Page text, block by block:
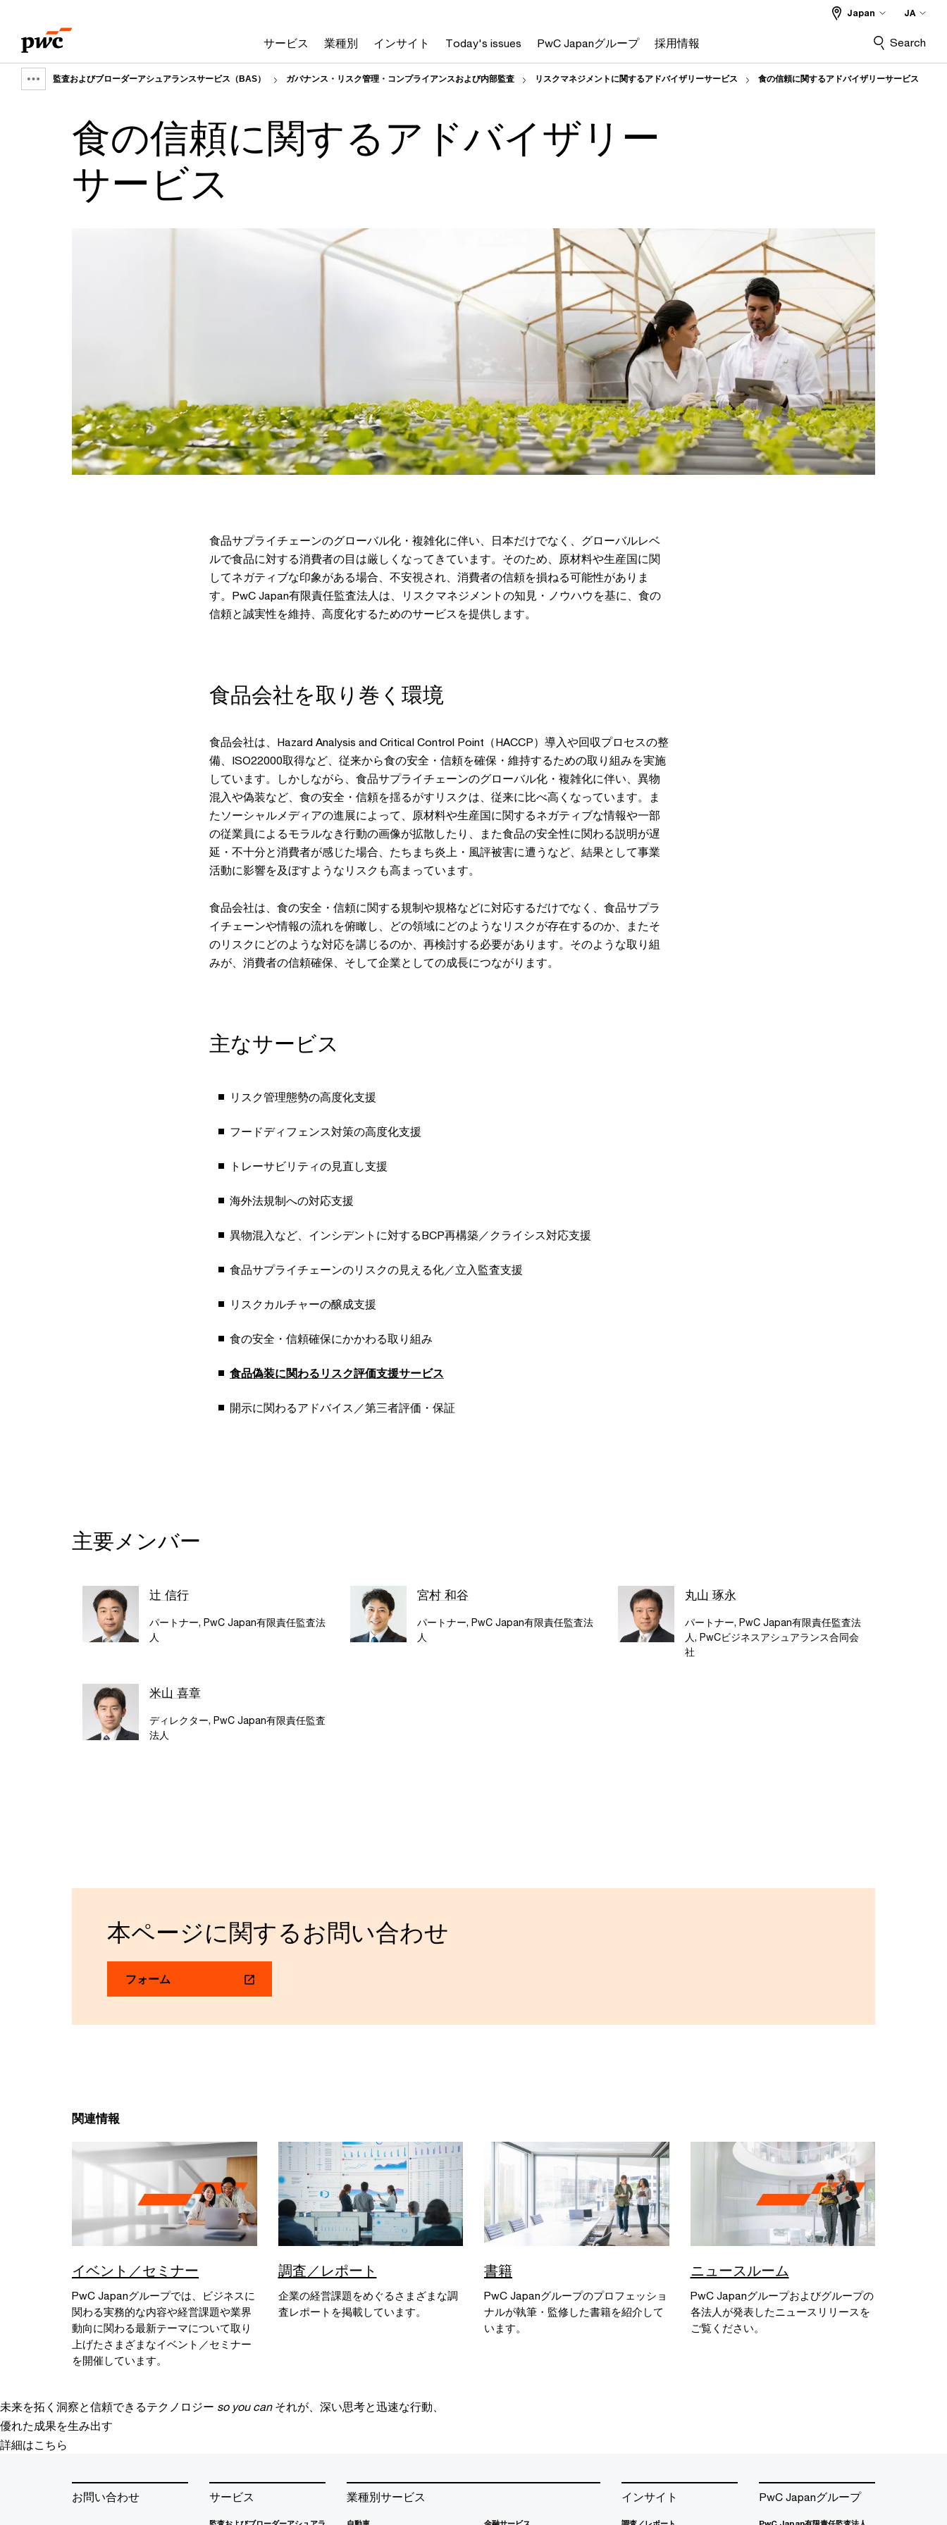
content
footer
サービス 業種別 インサイト Today's issues PwC Japanグループ 採用情報
Japan JA
Search
Show
breadcrumb
監査およびブローダーアシュアランスサービス（BAS） ガバナンス・リスク管理・コンプライアンスおよび内部監査 リスクマネジメントに関するアドバイザリーサービス 食の信頼に関するアドバイザリーサービス
食の信頼に関するアドバイザリー
サービス
食品サプライチェーンのグローバル化・複雑化に伴い、日本だけでなく、グローバルレベ
ルで食品に対する消費者の目は厳しくなってきています。そのため、原材料や生産国に関
してネガティブな印象がある場合、不安視され、消費者の信頼を損ねる可能性がありま
す。PwC Japan有限責任監査法人は、リスクマネジメントの知見・ノウハウを基に、食の
信頼と誠実性を維持、高度化するためのサービスを提供します。
食品会社を取り巻く環境
食品会社は、Hazard Analysis and Critical Control Point（HACCP）導入や回収プロセスの整
備、ISO22000取得など、従来から食の安全・信頼を確保・維持するための取り組みを実施
しています。しかしながら、食品サプライチェーンのグローバル化・複雑化に伴い、異物
混入や偽装など、食の安全・信頼を揺るがすリスクは、従来に比べ高くなっています。ま
たソーシャルメディアの進展によって、原材料や生産国に関するネガティブな情報や一部
の従業員によるモラルなき行動の画像が拡散したり、また食品の安全性に関わる説明が遅
延・不十分と消費者が感じた場合、たちまち炎上・風評被害に遭うなど、結果として事業
活動に影響を及ぼすようなリスクも高まっています。
食品会社は、食の安全・信頼に関する規制や規格などに対応するだけでなく、食品サプラ
イチェーンや情報の流れを俯瞰し、どの領域にどのようなリスクが存在するのか、またそ
のリスクにどのような対応を講じるのか、再検討する必要があります。そのような取り組
みが、消費者の信頼確保、そして企業としての成長につながります。
主なサービス
リスク管理態勢の高度化支援
フードディフェンス対策の高度化支援
トレーサビリティの見直し支援
海外法規制への対応支援
異物混入など、インシデントに対するBCP再構築／クライシス対応支援
食品サプライチェーンのリスクの見える化／立入監査支援
リスクカルチャーの醸成支援
食の安全・信頼確保にかかわる取り組み
食品偽装に関わるリスク評価支援サービス
開示に関わるアドバイス／第三者評価・保証
主要メンバー
辻 信行
パートナー, PwC Japan有限責任監査法
人
宮村 和谷
パートナー, PwC Japan有限責任監査法
人
丸山 琢永
パートナー, PwC Japan有限責任監査法
人, PwCビジネスアシュアランス合同会
社
米山 喜章
ディレクター, PwC Japan有限責任監査
法人
本ページに関するお問い合わせ
フォーム
関連情報
イベント／セミナー
PwC Japanグループでは、ビジネスに
関わる実務的な内容や経営課題や業界
動向に関わる最新テーマについて取り
上げたさまざまなイベント／セミナー
を開催しています。
調査／レポート
企業の経営課題をめぐるさまざまな調
査レポートを掲載しています。
書籍
PwC Japanグループのプロフェッショ
ナルが執筆・監修した書籍を紹介して
います。
ニュースルーム
PwC Japanグループおよびグループの
各法人が発表したニュースリリースを
ご覧ください。
未来を拓く洞察と信頼できるテクノロジー so you can それが、深い思考と迅速な行動、
優れた成果を生み出す
詳細はこちら
お問い合わせ サービス
監査およびブローダーアシュアラ
業種別サービス
自動車 金融サービス
インサイト
調査／レポート
PwC Japanグループ
PwC Japan有限責任監査法人